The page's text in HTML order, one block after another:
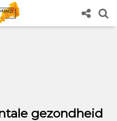
gezondheid